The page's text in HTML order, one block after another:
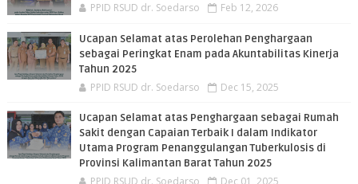
PPID RSUD dr. Soedarso Feb 12, 2026
Ucapan Selamat atas Perolehan Penghargaan
sebagai Peringkat Enam pada Akuntabilitas Kinerja
Tahun 2025
PPID RSUD dr. Soedarso Dec 15, 2025
Ucapan Selamat atas Penghargaan sebagai Rumah
Sakit dengan Capaian Terbaik I dalam Indikator
Utama Program Penanggulangan Tuberkulosis di
Provinsi Kalimantan Barat Tahun 2025